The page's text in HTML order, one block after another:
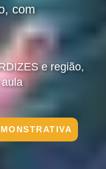
com
e região,